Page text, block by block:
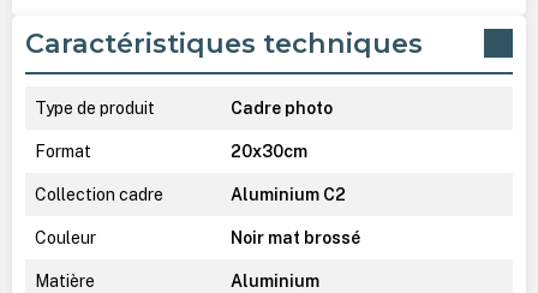
Caractéristiques techniques
Type de produit Cadre photo
Format 20x30cm
Collection cadre Aluminium C2
Couleur Noir mat brossé
Matière Aluminium